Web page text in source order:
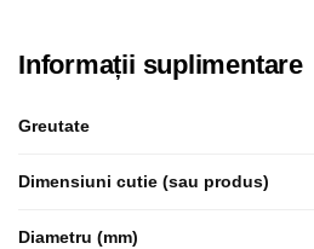
Informații suplimentare
Greutate
Dimensiuni cutie (sau produs)
Diametru (mm)